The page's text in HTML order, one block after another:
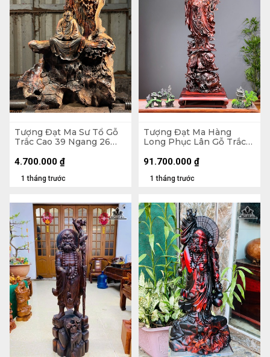
Tượng Đạt Ma Sư Tổ Gỗ
Trắc Cao 39 Ngang 26
1 tháng trước
4.700.000 ₫
Tượng Đạt Ma Hàng
Long Phục Lân Gỗ Trắc
(cm)
1 tháng trước
91.700.000 ₫